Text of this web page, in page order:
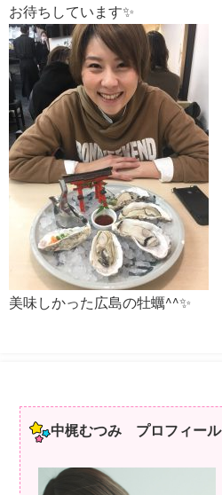
お待ちしています✨
美味しかった広島の牡蠣^^✨
中梶むつみ プロフィール